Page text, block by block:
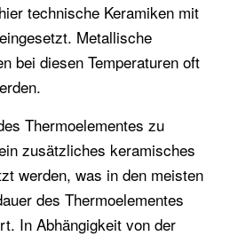
technische Keramiken mit
Metallische
bei diesen Temperaturen oft
Thermoelementes zu
zusätzliches keramisches
werden, was in den meisten
des Thermoelementes
In Abhängigkeit von der